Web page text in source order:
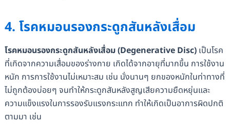
4. โรคหมอนรองกระดูกสันหลังเสื่อม
โรคหมอนรองกระดูกสันหลังเสื่อม (Degenerative Disc)เป็นโรค
ที่เกิดจากความเสื่อมของร่างกาย เกิดได้จากอายุที่มากขึ้น การใช้งาน
หนัก การการใช้งานไม่เหมาะสม เช่น นั่งนานๆ ยกของหนักในท่าทางที่
ไม่ถูกต้องบ่อยๆ จนทำให้กระดูกสันหลังสูญเสียความยืดหยุ่นและ
ความแข็งแรงในการรองรับแรงกระแทก ทำให้เกิดเป็นอาการผิดปกติ
ตามมา เช่น